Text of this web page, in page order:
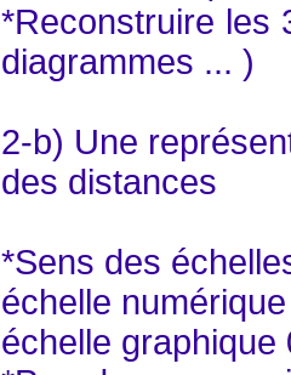
*Reconstruire les
diagrammes ... )
2-b) Une
des distances
*Sens des
échelle
échelle graphique